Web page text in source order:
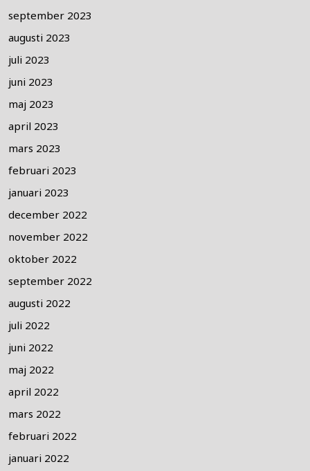
september 2023
augusti 2023
juli 2023
juni 2023
maj 2023
april 2023
mars 2023
februari 2023
januari 2023
december 2022
november 2022
oktober 2022
september 2022
augusti 2022
juli 2022
juni 2022
maj 2022
april 2022
mars 2022
februari 2022
januari 2022